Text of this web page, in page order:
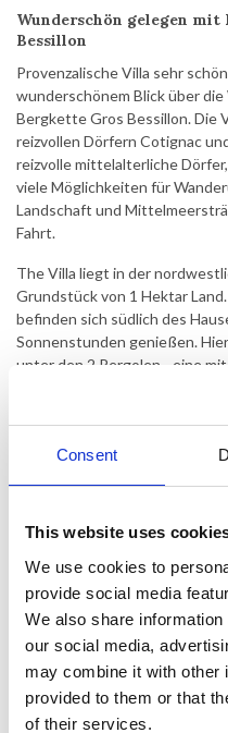
Consent
This website uses
We use cookies to
provide social media
We also share
our social media,
may combine it with other
provided to them or that
of their services.
Wunderschön gelegen mit
Bessillon
Provenzalische Villa sehr
wunderschönem Blick über
Bergkette Gros Bessillon. Die
reizvollen Dörfern Cotignac
reizvolle mittelalterliche
viele Möglichkeiten für
Landschaft und
Fahrt.
The Villa liegt in der
Grundstück von 1 Hektar
befinden sich südlich des
Sonnenstunden genießen.
unter den 2 Pergolen - eine
Überdachte Sommerküche
Die gepflasterte Terrasse ist
alten Bäumen, wo man eine
Parkplatz für 2-3 Autos.
Das Haus ist in 2 Etagen und
mit Küche, die sich öffnet, um
Personen, Wohnzimmer mit
Waschmaschine, 1 separate
Einzelbetten und 1 Bad mit